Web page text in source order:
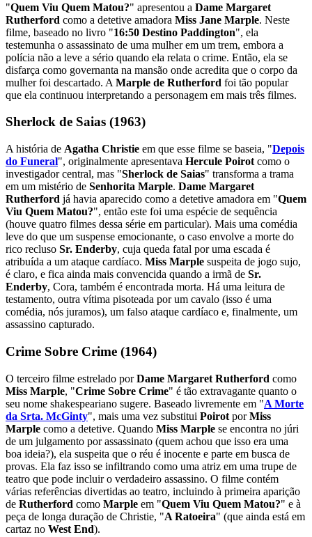
"Quem Viu Quem Matou?" apresentou a Dame Margaret
Rutherford como a detetive amadora Miss Jane Marple. Neste
filme, baseado no livro "16:50 Destino Paddington", ela
testemunha o assassinato de uma mulher em um trem, embora a
polícia não a leve a sério quando ela relata o crime. Então, ela se
disfarça como governanta na mansão onde acredita que o corpo da
mulher foi descartado. A Marple de Rutherford foi tão popular
que ela continuou interpretando a personagem em mais três filmes.
Sherlock de Saias (1963)
A história de Agatha Christie em que esse filme se baseia, "Depois
do Funeral", originalmente apresentava Hercule Poirot como o
investigador central, mas "Sherlock de Saias" transforma a trama
em um mistério de Senhorita Marple. Dame Margaret
Rutherford já havia aparecido como a detetive amadora em "Quem
Viu Quem Matou?", então este foi uma espécie de sequência
(houve quatro filmes dessa série em particular). Mais uma comédia
leve do que um suspense emocionante, o caso envolve a morte do
rico recluso Sr. Enderby, cuja queda fatal por uma escada é
atribuída a um ataque cardíaco. Miss Marple suspeita de jogo sujo,
é claro, e fica ainda mais convencida quando a irmã de Sr.
Enderby, Cora, também é encontrada morta. Há uma leitura de
testamento, outra vítima pisoteada por um cavalo (isso é uma
comédia, nós juramos), um falso ataque cardíaco e, finalmente, um
assassino capturado.
Crime Sobre Crime (1964)
O terceiro filme estrelado porDame Margaret Rutherford como
Miss Marple, "Crime Sobre Crime" é tão extravagante quanto o
seu nome shakespeariano sugere. Baseado livremente em "A Morte
da Srta. McGinty", mais uma vez substitui Poirot porMiss
Marple como a detetive. Quando Miss Marple se encontra no júri
de um julgamento por assassinato (quem achou que isso era uma
boa ideia?), ela suspeita que o réu é inocente e parte em busca de
provas. Ela faz isso se infiltrando como uma atriz em uma trupe de
teatro que pode incluir o verdadeiro assassino. O filme contém
várias referências divertidas ao teatro, incluindo à primeira aparição
de Rutherford como Marple em "Quem Viu Quem Matou?" e à
peça de longa duração de Christie, "A Ratoeira" (que ainda está em
cartaz no West End).